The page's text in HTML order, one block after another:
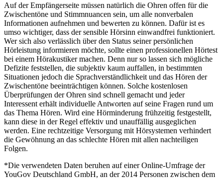
Auf der Empfängerseite müssen natürlich die Ohren offen für die
Zwischentöne und Stimmnuancen sein, um alle nonverbalen
Informationen aufnehmen und bewerten zu können. Dafür ist es
umso wichtiger, dass der sensible Hörsinn einwandfrei funktioniert.
Wer sich also verlässlich über den Status seiner persönlichen
Hörleistung informieren möchte, sollte einen professionellen Hörtest
bei einem Hörakustiker machen. Denn nur so lassen sich mögliche
Defizite feststellen, die subjektiv kaum auffallen, in bestimmten
Situationen jedoch die Sprachverständlichkeit und das Hören der
Zwischentöne beeinträchtigen können. Solche kostenlosen
Überprüfungen der Ohren sind schnell gemacht und jeder
Interessent erhält individuelle Antworten auf seine Fragen rund um
das Thema Hören. Wird eine Hörminderung frühzeitig festgestellt,
kann diese in der Regel effektiv und unauffällig ausgeglichen
werden. Eine rechtzeitige Versorgung mit Hörsystemen verhindert
die Gewöhnung an das schlechte Hören mit allen nachteiligen
Folgen.
*Die verwendeten Daten beruhen auf einer Online-Umfrage der
YouGov Deutschland GmbH, an der 2014 Personen zwischen dem